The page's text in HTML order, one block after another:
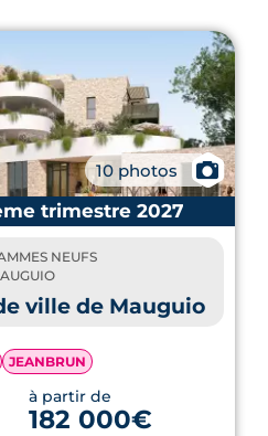
confort supérieur...
10 photos
📷
trimestre 2027
NEUFS
ville de Mauguio
JEANBRUN
à partir de
182 000€